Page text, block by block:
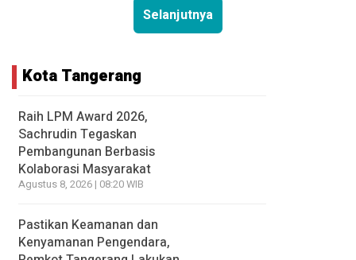
Selanjutnya
Kota Tangerang
Raih LPM Award 2026,
Sachrudin Tegaskan
Pembangunan Berbasis
Kolaborasi Masyarakat
Agustus 8, 2026 | 08:20 WIB
Pastikan Keamanan dan
Kenyamanan Pengendara,